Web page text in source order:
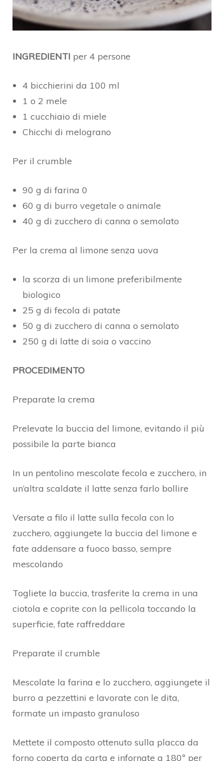
INGREDIENTI per 4 persone
4 bicchierini da 100 ml
1 o 2 mele
1 cucchiaio di miele
Chicchi di melograno
Per il crumble
90 g di farina 0
60 g di burro vegetale o animale
40 g di zucchero di canna o semolato
Per la crema al limone senza uova
la scorza di un limone preferibilmente
biologico
25 g di fecola di patate
50 g di zucchero di canna o semolato
250 g di latte di soia o vaccino
PROCEDIMENTO
Preparate la crema
Prelevate la buccia del limone, evitando il più
possibile la parte bianca
In un pentolino mescolate fecola e zucchero, in
un’altra scaldate il latte senza farlo bollire
Versate a filo il latte sulla fecola con lo
zucchero, aggiungete la buccia del limone e
fate addensare a fuoco basso, sempre
mescolando
Togliete la buccia, trasferite la crema in una
ciotola e coprite con la pellicola toccando la
superficie, fate raffreddare
Preparate il crumble
Mescolate la farina e lo zucchero, aggiungete il
burro a pezzettini e lavorate con le dita,
formate un impasto granuloso
Mettete il composto ottenuto sulla placca da
forno coperta da carta e infornate a 180º per